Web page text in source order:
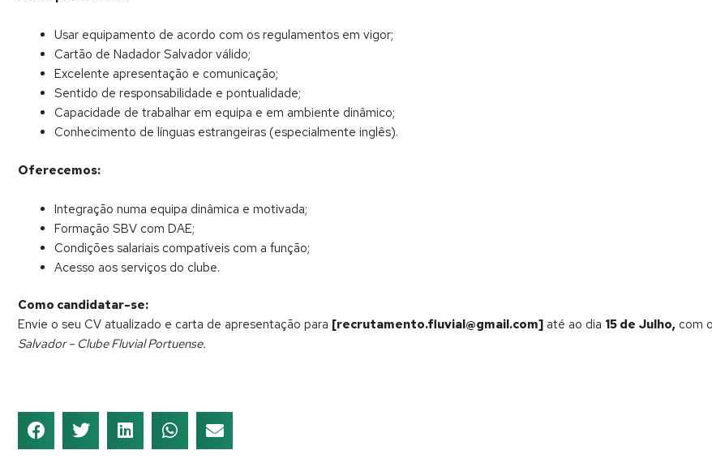
Usar equipamento de acordo com os regulamentos em vigor;
Cartão de Nadador Salvador válido;
Excelente apresentação e comunicação;
Sentido de responsabilidade e pontualidade;
Capacidade de trabalhar em equipa e em ambiente dinâmico;
Conhecimento de línguas estrangeiras (especialmente inglês).
Oferecemos:
Integração numa equipa dinâmica e motivada;
Formação SBV com DAE;
Condições salariais compatíveis com a função;
Acesso aos serviços do clube.
Como candidatar-se:
Envie o seu CV atualizado e carta de apresentação para [recrutamento.fluvial@gmail.com] até ao dia 15 de Julho, com
Salvador – Clube Fluvial Portuense.